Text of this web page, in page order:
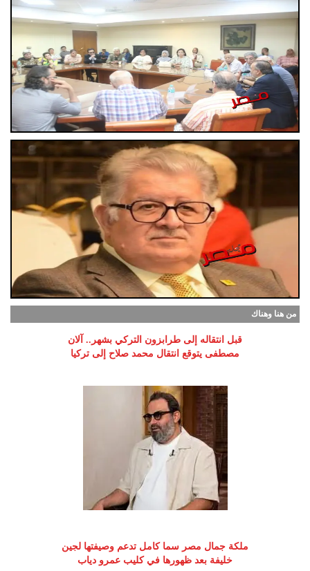
من هنا وهناك
قبل انتقاله إلى طرابزون التركي بشهر.. آلان
مصطفى يتوقع انتقال محمد صلاح إلى تركيا
ملكة جمال مصر سما كامل تدعم وصيفتها لجين
خليفة بعد ظهورها في كليب عمرو دياب